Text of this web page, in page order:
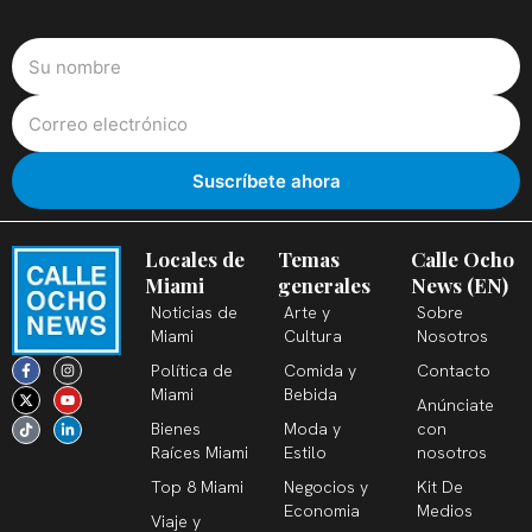
F
a
c
e
b
o
o
I
n
s
t
a
g
r
X
-
t
w
i
t
t
Y
o
u
t
u
b
e
T
i
k
t
o
k
L
i
n
k
e
d
i
Locales de
Miami
Noticias de
Miami
Política de
Miami
Bienes
Raíces Miami
Top 8 Miami
Viaje y
Temas
generales
Arte y
Cultura
Comida y
Bebida
Moda y
Estilo
Negocios y
Economia
Calle Ocho
News (EN)
Sobre
Nosotros
Contacto
Anúnciate
con
nosotros
Kit De
Medios